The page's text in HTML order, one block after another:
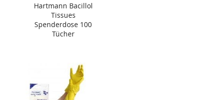
Hartmann Bacillol
Tissues
Spenderdose 100
Tücher